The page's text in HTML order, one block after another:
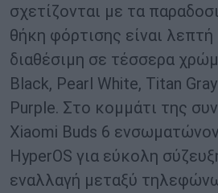
σχετίζονται με τα
θήκη φόρτισης είναι
διαθέσιμη σε τέσσερα
Black, Pearl White, Titan
Purple. Στο κομμάτι της
Xiaomi Buds 6
HyperOS για εύκολη
εναλλαγή μεταξύ